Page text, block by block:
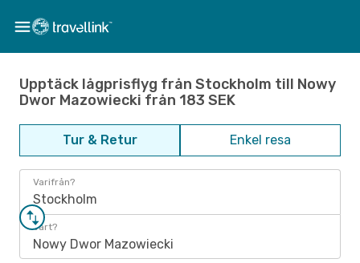
Upptäck lågprisflyg från Stockholm till Nowy
Dwor Mazowiecki från 183 SEK
Tur & Retur Enkel resa
Varifrån?
Stockholm
Vart?
Nowy Dwor Mazowiecki